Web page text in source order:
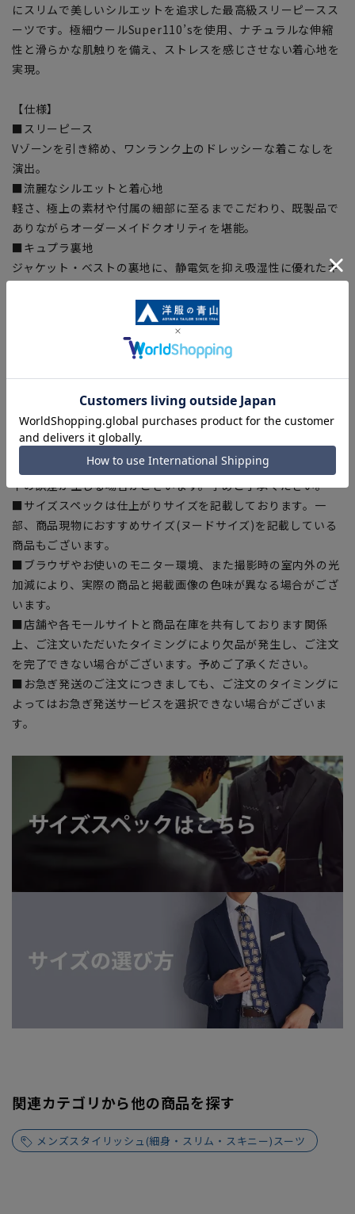
にスリムで美しいシルエットを追求した最高級スリーピースス
ーツです。極細ウールSuper110’sを使用、ナチュラルな伸縮
性と滑らかな肌触りを備え、ストレスを感じさせない着心地を
実現。
【仕様】
■スリーピース
Vゾーンを引き締め、ワンランク上のドレッシーな着こなしを
演出。
■流麗なシルエットと着心地
軽さ、極上の素材や付属の細部に至るまでこだわり、既製品で
ありながらオーダーメイドクオリティを堪能。
■キュプラ裏地
ジャケット・ベストの裏地に、静電気を抑え吸湿性に優れたキ
【シルエット】《細め(スリム)》 (当社比)
ある場合がございますので、予めご了承ください。
■ゆとり感には個人差があります。サイズ表を確認の上、ご購
入の目安としてご利用ください。
■生地や仕様・デザインにより、着用感や実際のサイズ表に若
干の誤差が生じる場合がございます。予めご了承ください。
■サイズスペックは仕上がりサイズを記載しております。一
部、商品現物におすすめサイズ(ヌードサイズ)を記載している
商品もございます。
■ブラウザやお使いのモニター環境、また撮影時の室内外の光
加減により、実際の商品と掲載画像の色味が異なる場合がござ
います。
■店舗や各モールサイトと商品在庫を共有しております関係
上、ご注文いただいたタイミングにより欠品が発生し、ご注文
を完了できない場合がございます。予めご了承ください。
■お急ぎ発送のご注文につきましても、ご注文のタイミングに
よってはお急ぎ発送サービスを選択できない場合がございま
す。
関連カテゴリから他の商品を探す
メンズスタイリッシュ(細身・スリム・スキニー)スーツ